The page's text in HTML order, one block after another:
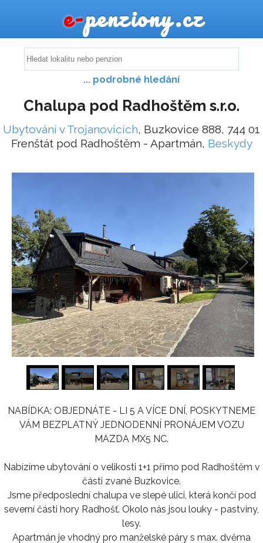
e-penziony.cz
... podrobné hledání
Chalupa pod Radhoštěm s.r.o.
Ubytování v Trojanovicích, Buzkovice 888, 744 01
Frenštát pod Radhoštěm - Apartmán, Beskydy
1/16
NABÍDKA: OBJEDNÁTE - LI 5 A VÍCE DNÍ, POSKYTNEME
VÁM BEZPLATNÝ JEDNODENNÍ PRONÁJEM VOZU
MAZDA MX5 NC.
Nabízíme ubytování o velikosti 1+1 přímo pod Radhoštěm v
části zvané Buzkovice.
Jsme předposlední chalupa ve slepé ulici, která končí pod
severní části hory Radhošť. Okolo nás jsou louky - pastviny,
lesy.
Apartmán je vhodný pro manželské páry s max. dvěma